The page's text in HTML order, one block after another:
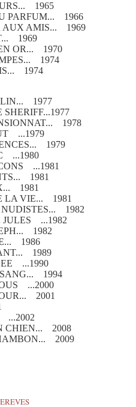
1965
PARFUM... 1966
AUX AMIS... 1969
1969
OR... 1970
1974
1974
1977
1978
...1979
1979
...1980
...1981
1981
1981
LA VIE... 1981
1982
JULES ...1982
1982
1986
1989
...1990
1994
...2000
2001
...2002
CHIEN... 2008
2009